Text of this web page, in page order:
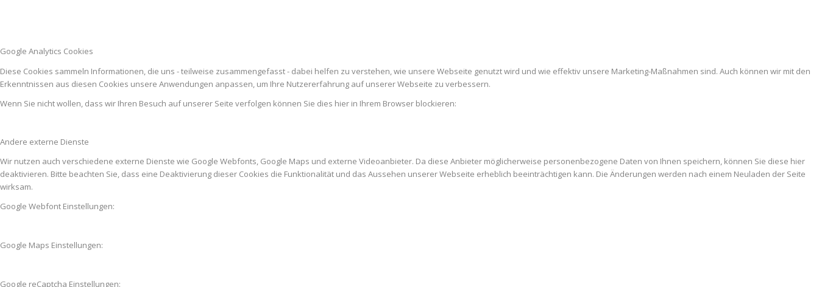
Google Analytics Cookies
Diese Cookies sammeln Informationen, die uns - teilweise zusammengefasst - dabei helfen zu verstehen, wie unsere Webseite genutzt wird und wie effektiv unsere Marketing-Maßnahmen sind. Auch können wir mit den
Erkenntnissen aus diesen Cookies unsere Anwendungen anpassen, um Ihre Nutzererfahrung auf unserer Webseite zu verbessern.
Wenn Sie nicht wollen, dass wir Ihren Besuch auf unserer Seite verfolgen können Sie dies hier in Ihrem Browser blockieren:
Andere externe Dienste
Wir nutzen auch verschiedene externe Dienste wie Google Webfonts, Google Maps und externe Videoanbieter. Da diese Anbieter möglicherweise personenbezogene Daten von Ihnen speichern, können Sie diese hier
deaktivieren. Bitte beachten Sie, dass eine Deaktivierung dieser Cookies die Funktionalität und das Aussehen unserer Webseite erheblich beeinträchtigen kann. Die Änderungen werden nach einem Neuladen der Seite
wirksam.
Google Webfont Einstellungen:
Google Maps Einstellungen:
Google reCaptcha Einstellungen: